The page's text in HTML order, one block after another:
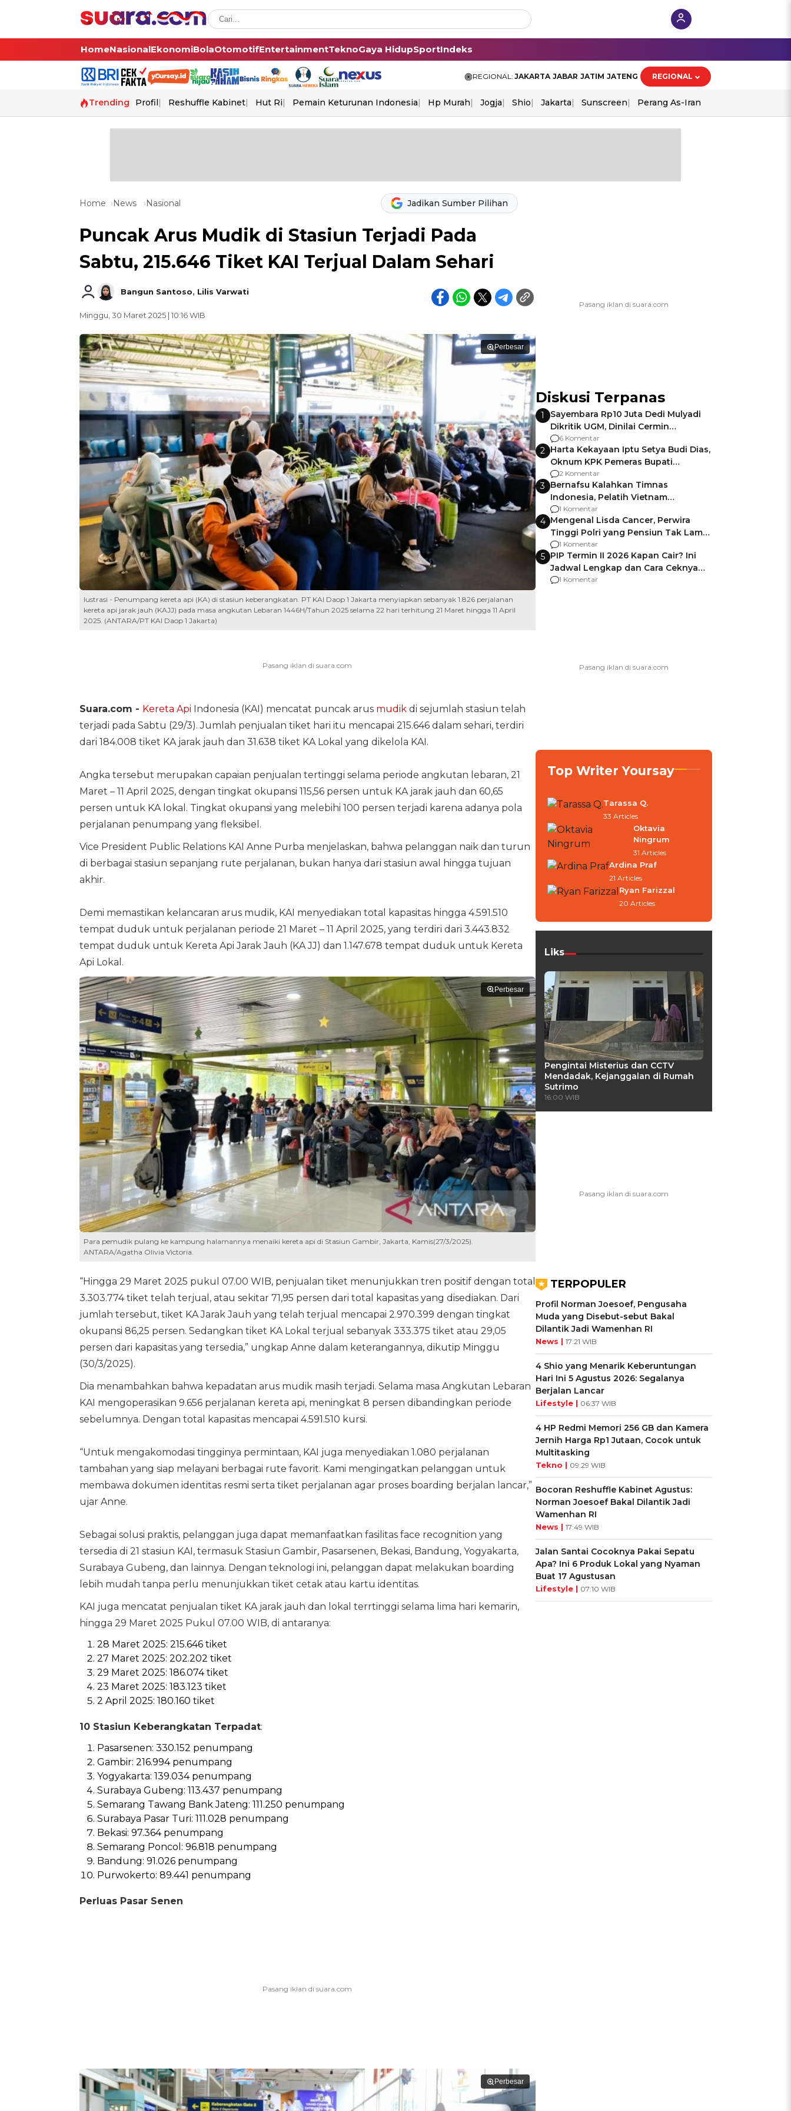
HomeNasionalEkonomiBolaOtomotifEntertainmentTeknoGaya HidupSportIndeks
REGIONAL: JAKARTA JABAR JATIM JATENG REGIONAL
Trending Profil Reshuffle Kabinet Hut Ri Pemain Keturunan Indonesia Hp Murah Jogja Shio Jakarta Sunscreen Perang As-Iran
Home News Nasional Jadikan Sumber Pilihan
Puncak Arus Mudik di Stasiun Terjadi Pada
Sabtu, 215.646 Tiket KAI Terjual Dalam Sehari
Bangun Santoso, Lilis Varwati
Minggu, 30 Maret 2025 | 10:16 WIB
Perbesar
lustrasi - Penumpang kereta api (KA) di stasiun keberangkatan. PT KAI Daop 1 Jakarta menyiapkan sebanyak 1.826 perjalanan
kereta api jarak jauh (KAJJ) pada masa angkutan Lebaran 1446H/Tahun 2025 selama 22 hari terhitung 21 Maret hingga 11 April
2025. (ANTARA/PT KAI Daop 1 Jakarta)
Suara.com - Kereta Api Indonesia (KAI) mencatat puncak arus mudik di sejumlah stasiun telah
terjadi pada Sabtu (29/3). Jumlah penjualan tiket hari itu mencapai 215.646 dalam sehari, terdiri
dari 184.008 tiket KA jarak jauh dan 31.638 tiket KA Lokal yang dikelola KAI.
Angka tersebut merupakan capaian penjualan tertinggi selama periode angkutan lebaran, 21
Maret – 11 April 2025, dengan tingkat okupansi 115,56 persen untuk KA jarak jauh dan 60,65
persen untuk KA lokal. Tingkat okupansi yang melebihi 100 persen terjadi karena adanya pola
perjalanan penumpang yang fleksibel.
Vice President Public Relations KAI Anne Purba menjelaskan, bahwa pelanggan naik dan turun
di berbagai stasiun sepanjang rute perjalanan, bukan hanya dari stasiun awal hingga tujuan
akhir.
Demi memastikan kelancaran arus mudik, KAI menyediakan total kapasitas hingga 4.591.510
tempat duduk untuk perjalanan periode 21 Maret – 11 April 2025, yang terdiri dari 3.443.832
tempat duduk untuk Kereta Api Jarak Jauh (KA JJ) dan 1.147.678 tempat duduk untuk Kereta
Api Lokal.
Perbesar
Para pemudik pulang ke kampung halamannya menaiki kereta api di Stasiun Gambir, Jakarta, Kamis(27/3/2025).
ANTARA/Agatha Olivia Victoria.
“Hingga 29 Maret 2025 pukul 07.00 WIB, penjualan tiket menunjukkan tren positif dengan total
3.303.774 tiket telah terjual, atau sekitar 71,95 persen dari total kapasitas yang disediakan. Dari
jumlah tersebut, tiket KA Jarak Jauh yang telah terjual mencapai 2.970.399 dengan tingkat
okupansi 86,25 persen. Sedangkan tiket KA Lokal terjual sebanyak 333.375 tiket atau 29,05
persen dari kapasitas yang tersedia,” ungkap Anne dalam keterangannya, dikutip Minggu
(30/3/2025).
Dia menambahkan bahwa kepadatan arus mudik masih terjadi. Selama masa Angkutan Lebaran
KAI mengoperasikan 9.656 perjalanan kereta api, meningkat 8 persen dibandingkan periode
sebelumnya. Dengan total kapasitas mencapai 4.591.510 kursi.
“Untuk mengakomodasi tingginya permintaan, KAI juga menyediakan 1.080 perjalanan
tambahan yang siap melayani berbagai rute favorit. Kami mengingatkan pelanggan untuk
membawa dokumen identitas resmi serta tiket perjalanan agar proses boarding berjalan lancar,”
ujar Anne.
Sebagai solusi praktis, pelanggan juga dapat memanfaatkan fasilitas face recognition yang
tersedia di 21 stasiun KAI, termasuk Stasiun Gambir, Pasarsenen, Bekasi, Bandung, Yogyakarta,
Surabaya Gubeng, dan lainnya. Dengan teknologi ini, pelanggan dapat melakukan boarding
lebih mudah tanpa perlu menunjukkan tiket cetak atau kartu identitas.
KAI juga mencatat penjualan tiket KA jarak jauh dan lokal terrtinggi selama lima hari kemarin,
hingga 29 Maret 2025 Pukul 07.00 WIB, di antaranya:
28 Maret 2025: 215.646 tiket
27 Maret 2025: 202.202 tiket
29 Maret 2025: 186.074 tiket
23 Maret 2025: 183.123 tiket
2 April 2025: 180.160 tiket
10 Stasiun Keberangkatan Terpadat:
Pasarsenen: 330.152 penumpang
Gambir: 216.994 penumpang
Yogyakarta: 139.034 penumpang
Surabaya Gubeng: 113.437 penumpang
Semarang Tawang Bank Jateng: 111.250 penumpang
Surabaya Pasar Turi: 111.028 penumpang
Bekasi: 97.364 penumpang
Semarang Poncol: 96.818 penumpang
Bandung: 91.026 penumpang
Purwokerto: 89.441 penumpang
Perluas Pasar Senen
Perbesar
Diskusi Terpanas
1
Sayembara Rp10 Juta Dedi Mulyadi
Dikritik UGM, Dinilai Cermin
Gagalnya Negara Jamin Keamanan
6 Komentar
2 Harta Kekayaan Iptu Setya Budi Dias,
Oknum KPK Pemeras Bupati
Pemalang
2 Komentar
3 Bernafsu Kalahkan Timnas
Indonesia, Pelatih Vietnam
Berencana Pakai Jimat di Pakansari
1 Komentar
4 Mengenal Lisda Cancer, Perwira
Tinggi Polri yang Pensiun Tak Lama
Usai Jadi Brigjen
1 Komentar
5 PIP Termin II 2026 Kapan Cair? Ini
Jadwal Lengkap dan Cara Ceknya
agar Dana Tidak Hangus!
1 Komentar
Top Writer Yoursay
Tarassa Q.
33 Articles
Oktavia
Ningrum
31 Articles
Ardina Praf
21 Articles
Ryan Farizzal
20 Articles
Liks
Pengintai Misterius dan CCTV
Mendadak, Kejanggalan di Rumah
Sutrimo
16:00 WIB
TERPOPULER
Profil Norman Joesoef, Pengusaha
Muda yang Disebut-sebut Bakal
Dilantik Jadi Wamenhan RI
News | 17:21 WIB
4 Shio yang Menarik Keberuntungan
Hari Ini 5 Agustus 2026: Segalanya
Berjalan Lancar
Lifestyle | 06:37 WIB
4 HP Redmi Memori 256 GB dan Kamera
Jernih Harga Rp1 Jutaan, Cocok untuk
Multitasking
Tekno | 09:29 WIB
Bocoran Reshuffle Kabinet Agustus:
Norman Joesoef Bakal Dilantik Jadi
Wamenhan RI
News | 17:49 WIB
Jalan Santai Cocoknya Pakai Sepatu
Apa? Ini 6 Produk Lokal yang Nyaman
Buat 17 Agustusan
Lifestyle | 07:10 WIB